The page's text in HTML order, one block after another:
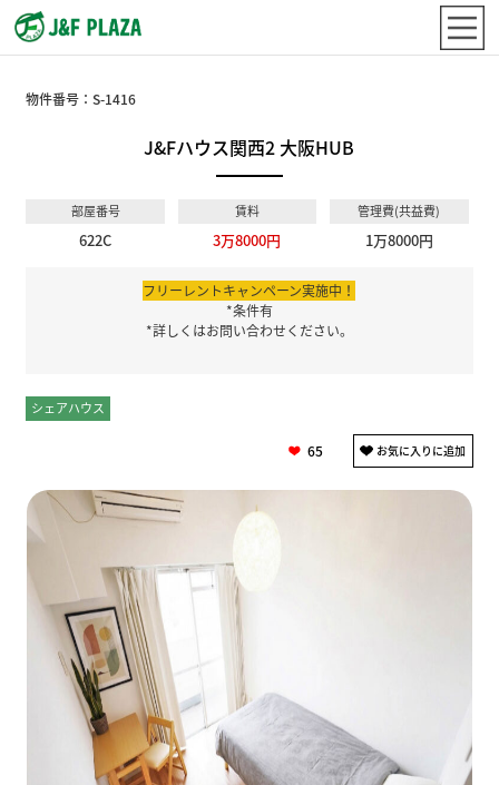
物件番号：S-1416
J&Fハウス関西2 大阪HUB
部屋番号
622C
賃料
3万8000円
管理費(共益費)
1万8000円
フリーレントキャンペーン実施中！
*条件有
*詳しくはお問い合わせください。
シェアハウス
65